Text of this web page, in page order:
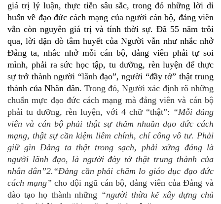
giá trị lý luận, thực tiễn sâu sắc, trong đó những lời di
huấn về đạo đức cách mạng của người cán bộ, đảng viên
vẫn còn nguyên giá trị và tính thời sự. Đã 55 năm trôi
qua, lời dặn dò tâm huyết của Người vẫn như nhắc nhở
Đảng ta, nhắc nhở mỗi cán bộ, đảng viên phải tự soi
mình, phải ra sức học tập, tu dưỡng, rèn luyện để thực
sự trở thành người “lãnh đạo”, người “đầy tớ” thật trung
thành của Nhân dân. Trong đó, Ngườixác định rõ những
chuẩn mực đạo đức cách mạng mà đảng viên và cán bộ
phải tu dưỡng, rèn luyện, với 4 chữ “thật”: “Mỗi đảng
viên và cán bộ phải thật sự thấm nhuần đạo đức cách
mạng, thật sự cần kiệm liêm chính, chí công vô tư. Phải
giữ gìn Đảng ta thật trong sạch, phải xứng đáng là
người lãnh đạo, là người đày tớ thật trung thành của
nhân dân”2. “Đảng cần phải chăm lo giáo dục đạo đức
cách mạng” cho đội ngũ cán bộ, đảng viên của Đảng và
đào tạo họ thành những “người thừa kế xây dựng chủ